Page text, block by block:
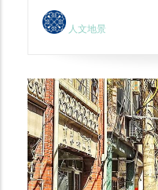
茶市交易熱絡，當
橫溪一帶的茶農，
行、雜貨鋪、打鐵
的農民可以添購生
經營販售。但在民
茶產業的逐漸沒落
肉攤就轉型製作成
記、九鬮等香腸店
人文地景